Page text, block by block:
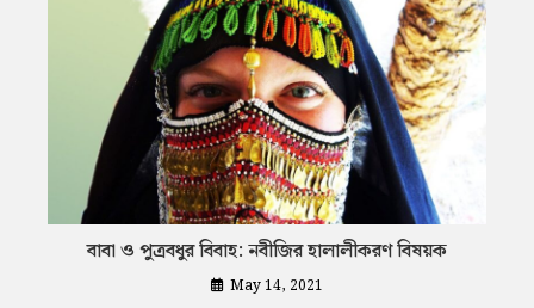
বাবা ও পুত্রবধুর বিবাহ: নবীজির হালালীকরণ বিষয়ক
May 14, 2021